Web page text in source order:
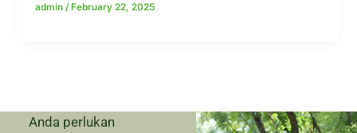
admin/ February 22, 2025
Anda perlukan